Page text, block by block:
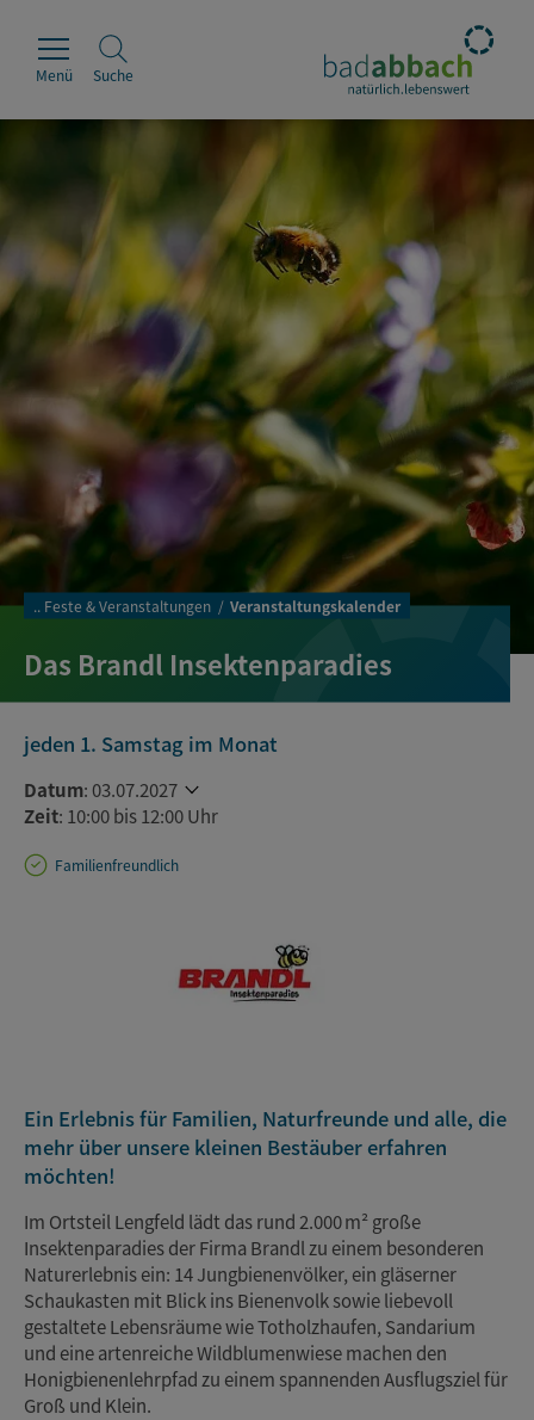
Erleben
Leben & Wohnen
Wirtschaft & Handel
Menü Suche
.. Feste & Veranstaltungen Veranstaltungskalender
Das Brandl Insektenparadies
jeden 1. Samstag im Monat
Datum: 03.07.2027
Zeit: 10:00 bis 12:00 Uhr
Familienfreundlich
Ein Erlebnis für Familien, Naturfreunde und alle, die
mehr über unsere kleinen Bestäuber erfahren
möchten!
Im Ortsteil Lengfeld lädt das rund 2.000 m² große
Insektenparadies der Firma Brandl zu einem besonderen
Naturerlebnis ein: 14 Jungbienenvölker, ein gläserner
Schaukasten mit Blick ins Bienenvolk sowie liebevoll
gestaltete Lebensräume wie Totholzhaufen, Sandarium
und eine artenreiche Wildblumenwiese machen den
Honigbienenlehrpfad zu einem spannenden Ausflugsziel für
Groß und Klein.